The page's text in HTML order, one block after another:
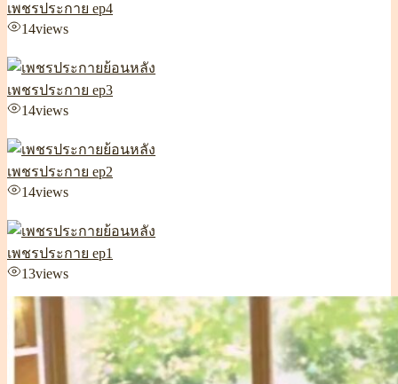
เพชรประกาย ep4
14views
เพชรประกาย ep3
14views
เพชรประกาย ep2
14views
เพชรประกาย ep1
13views